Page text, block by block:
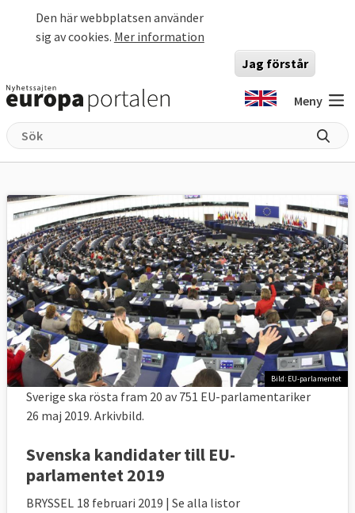
Den här webbplatsen använder
sig av cookies. Mer information
Jag förstår
Meny
Bild: EU-parlamentet
Sverige ska rösta fram 20 av 751 EU-parlamentariker
26 maj 2019. Arkivbild.
Svenska kandidater till EU-
parlamentet 2019
BRYSSEL 18 februari 2019 | Se alla listor